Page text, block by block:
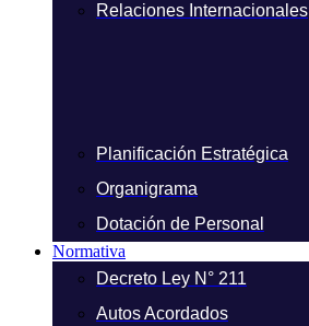
Relaciones Internacionales
Planificación Estratégica
Organigrama
Dotación de Personal
Normativa
Decreto Ley N° 211
Autos Acordados